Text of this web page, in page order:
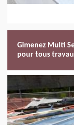
Gimenez Multi
pour tous